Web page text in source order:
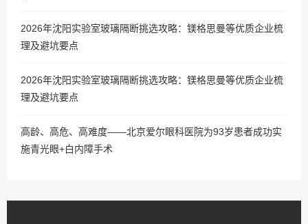
2026年沈阳实验室玻璃隔断挑选攻略：镁格思曼等优质企业梳
理及避坑要点
2026年沈阳实验室玻璃隔断挑选攻略：镁格思曼等优质企业梳
理及避坑要点
高龄、高危、高难度——北京爱尔眼科医院为93岁患者成功实
施青光眼+白内障手术